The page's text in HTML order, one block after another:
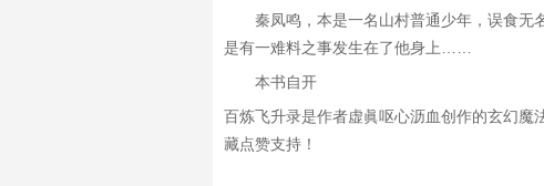
秦凤鸣，本是一名山村普通少年，误食无
是有一难料之事发生在了他身上……
本书自开
百炼飞升录是作者虚眞呕心沥血创作的玄幻魔
藏点赞支持！